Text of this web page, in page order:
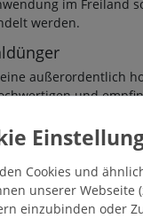
im Freiland
werden.
außerordentlich
und
Einsatz
durch den
vor
Cookies und
unserer Webseite
einzubinden oder